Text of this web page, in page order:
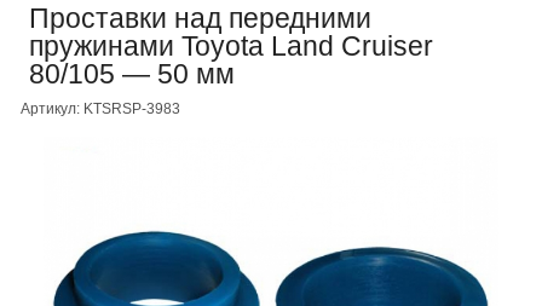
Проставки над передними
пружинами Toyota Land Cruiser
80/105 — 50 мм
Артикул: KTSRSP-3983